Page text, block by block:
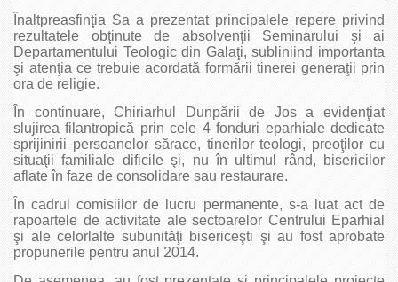
Înaltpreasfinţia Sa a prezentat principalele repere privind
rezultatele obţinute de absolvenţii Seminarului şi ai
Departamentului Teologic din Galaţi, subliniind importanta
şi atenţia ce trebuie acordată formării tinerei generaţii prin
ora de religie.
În continuare, Chiriarhul Dunpării de Jos a evidenţiat
slujirea filantropică prin cele 4 fonduri eparhiale dedicate
sprijinirii persoanelor sărace, tinerilor teologi, preoţilor cu
situaţii familiale dificile şi, nu în ultimul rând, bisericilor
aflate în faze de consolidare sau restaurare.
În cadrul comisiilor de lucru permanente, s-a luat act de
rapoartele de activitate ale sectoarelor Centrului Eparhial
şi ale celorlalte subunităţi bisericeşti şi au fost aprobate
propunerile pentru anul 2014.